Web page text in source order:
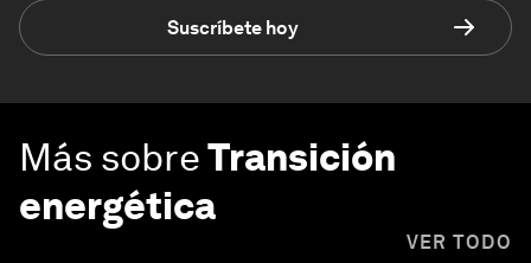
Suscríbete hoy
Más sobreTransición
energética
VER TODO